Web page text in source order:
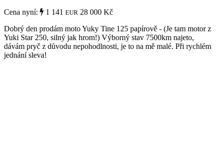
Cena nyní:
1 141 EUR 28 000 Kč
Dobrý den prodám moto Yuky Tine 125 papírově - (Je tam motor z
Yuki Star 250, silný jak hrom!) Výborný stav 7500km najeto,
dávám pryč z důvodu nepohodlnosti, je to na mě malé. Při rychlém
jednání sleva!